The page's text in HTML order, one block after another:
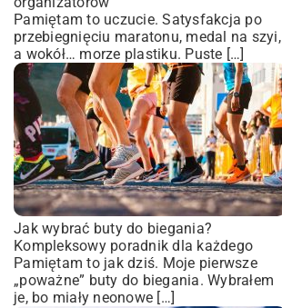
Pamiętam to uczucie. Satysfakcja po
przebiegnięciu maratonu, medal na szyi,
a wokół… morze plastiku. Puste […]
Jak wybrać buty do biegania?
Kompleksowy poradnik dla każdego
Pamiętam to jak dziś. Moje pierwsze
„poważne” buty do biegania. Wybrałem
je, bo miały neonowe […]